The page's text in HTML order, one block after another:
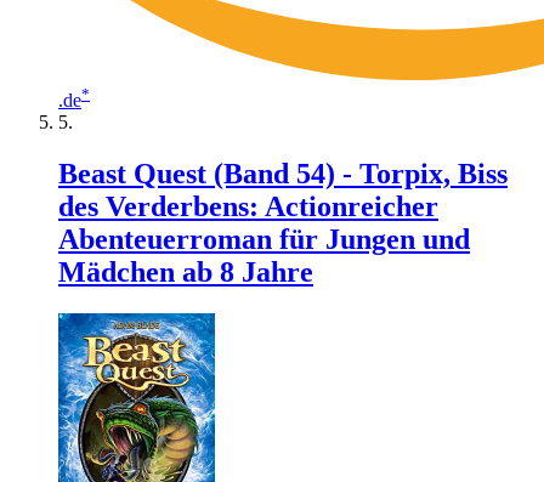
.de*
Beast Quest (Band 54) - Torpix, Biss
des Verderbens: Actionreicher
Abenteuerroman für Jungen und
Mädchen ab 8 Jahre